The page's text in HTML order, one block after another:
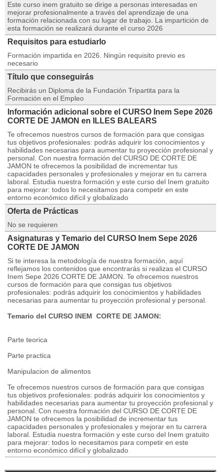
Este curso inem gratuito se dirige a personas interesadas en
mejorar profesionalmente a través del aprendizaje de una
formación relacionada con su lugar de trabajo. La impartición de
esta formación se realizará durante el curso 2026
Requisitos para estudiarlo
Formación impartida en 2026. Ningún requisito previo es
necesario
Título que conseguirás
Recibirás un Diploma de la Fundación Tripartita para la
Formación en el Empleo
Información adicional sobre el CURSO Inem Sepe 2026
CORTE DE JAMON en ILLES BALEARS
Te ofrecemos nuestros cursos de formación para que consigas
tus objetivos profesionales: podrás adquirir los conocimientos y
habilidades necesarias para aumentar tu proyección profesional y
personal. Con nuestra formación del CURSO DE CORTE DE
JAMON te ofrecemos la posibilidad de incrementar tus
capacidades personales y profesionales y mejorar en tu carrera
laboral. Estudia nuestra formación y este curso del Inem gratuito
para mejorar: todos lo necesitamos para competir en este
entorno económico difícil y globalizado
Oferta de Prácticas
No se requieren
Asignaturas y Temario del CURSO Inem Sepe 2026
CORTE DE JAMON
Si te interesa la metodología de nuestra formación, aquí
reflejamos los contenidos que encontrarás si realizas el CURSO
Inem Sepe 2026 CORTE DE JAMON. Te ofrecemos nuestros
cursos de formación para que consigas tus objetivos
profesionales: podrás adquirir los conocimientos y habilidades
necesarias para aumentar tu proyección profesional y personal.
Temario del CURSO INEM CORTE DE JAMON:
Parte teorica
Parte practica
Manipulacion de alimentos
Te ofrecemos nuestros cursos de formación para que consigas
tus objetivos profesionales: podrás adquirir los conocimientos y
habilidades necesarias para aumentar tu proyección profesional y
personal. Con nuestra formación del CURSO DE CORTE DE
JAMON te ofrecemos la posibilidad de incrementar tus
capacidades personales y profesionales y mejorar en tu carrera
laboral. Estudia nuestra formación y este curso del Inem gratuito
para mejorar: todos lo necesitamos para competir en este
entorno económico difícil y globalizado